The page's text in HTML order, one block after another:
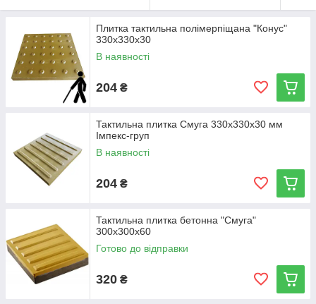
Плитка тактильна полімерпіщана "Конус"
330х330х30
В наявності
204 ₴
Тактильна плитка Смуга 330х330х30 мм
Імпекс-груп
В наявності
204 ₴
Тактильна плитка бетонна "Смуга"
300х300х60
Готово до відправки
320 ₴